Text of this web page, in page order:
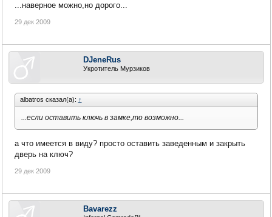
...наверное можно,но дорого...
29 дек 2009
DJeneRus
Укротитель Мурзиков
albatros сказал(а): ↑
...если оставить ключь в замке,то возможно...
а что имеется в виду? просто оставить заведенным и закрыть
дверь на ключ?
29 дек 2009
Bavarezz